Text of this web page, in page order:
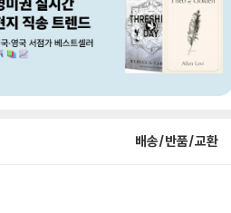
배송/반품/교환